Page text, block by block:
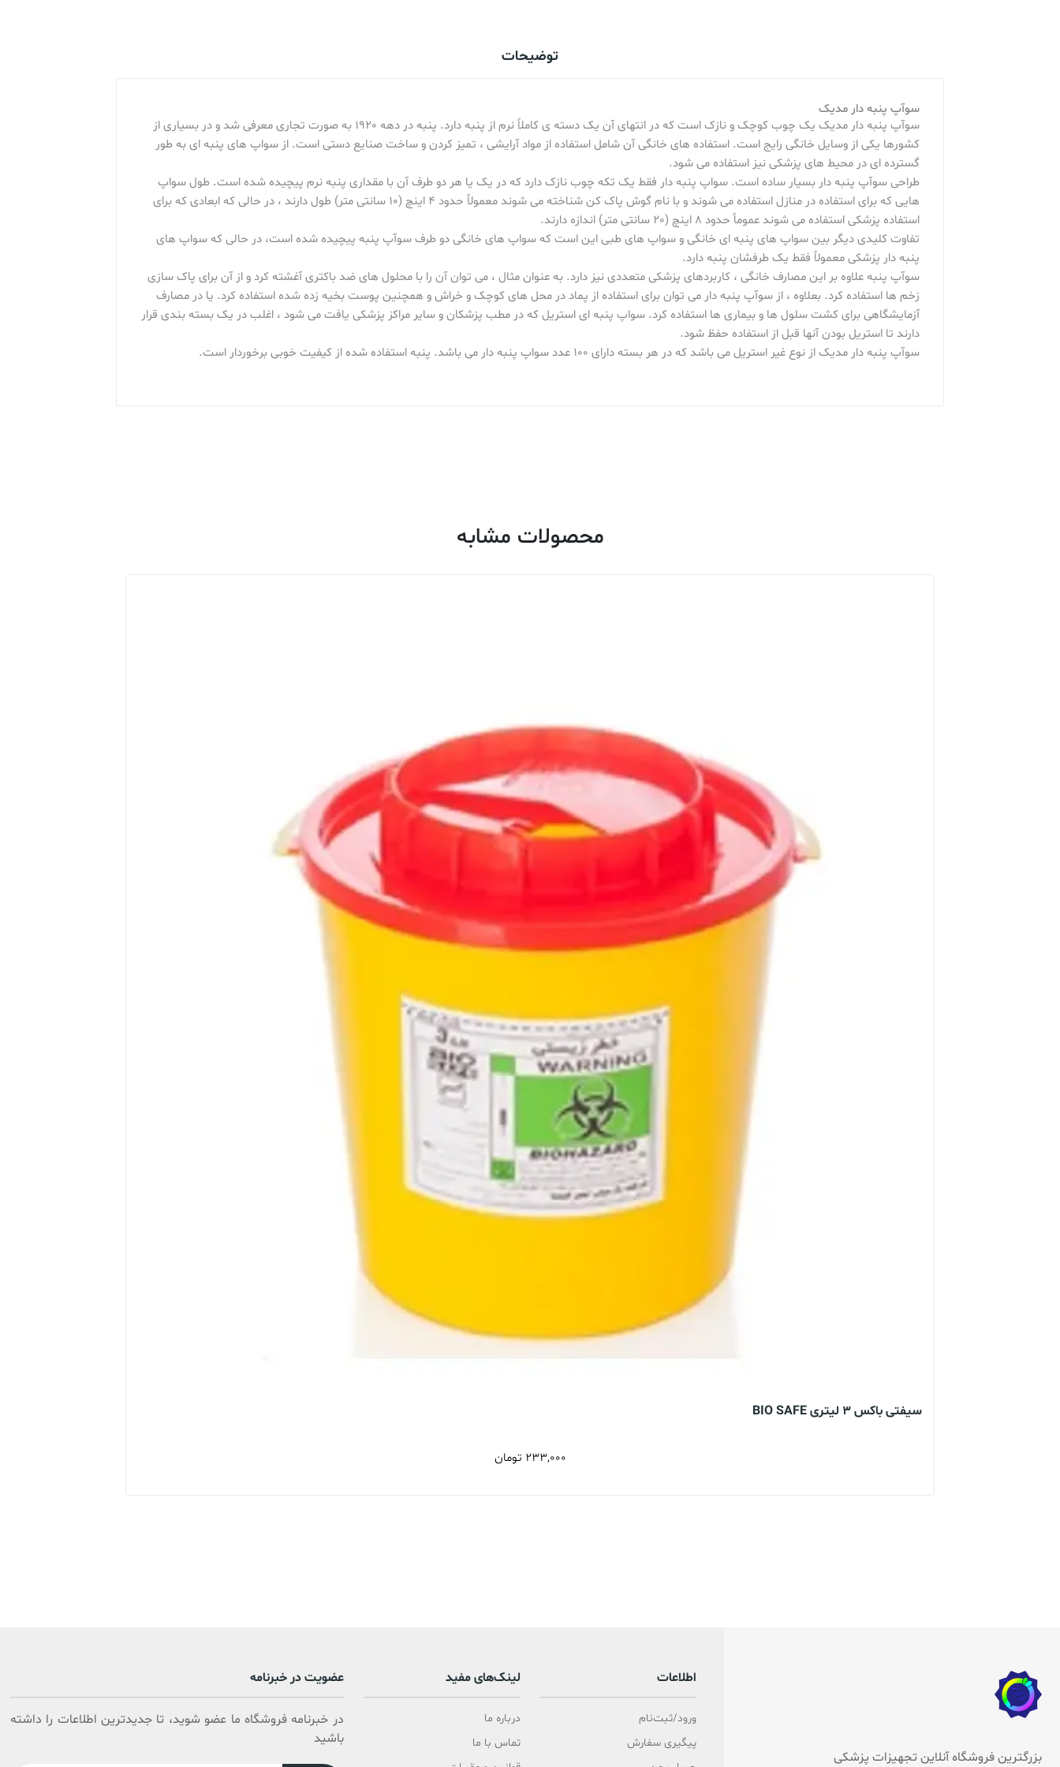
توضیحات
سوآپ پنبه دار مدیک
سوآپ پنبه دار مدیک یک چوب کوچک و نازک است که در انتهای آن یک دسته ی کاملاً نرم از پنبه دارد. پنبه در دهه 1920 به صورت تجاری معرفی شد و در بسیاری از
کشورها یکی از وسایل خانگی رایج است. استفاده های خانگی آن شامل استفاده از مواد آرایشی ، تمیز کردن و ساخت صنایع دستی است. از سواپ های پنبه ای به طور
گسترده ای در محیط های پزشکی نیز استفاده می شود.
طراحی سوآپ پنبه دار بسیار ساده است. سواپ پنبه دار فقط یک تکه چوب نازک دارد که در یک یا هر دو طرف آن با مقداری پنبه نرم پیچیده شده است. طول سواپ
هایی که برای استفاده در منازل استفاده می شوند و با نام گوش پاک کن شناخته می شوند معمولاً حدود 4 اینچ (10 سانتی متر) طول دارند ، در حالی که ابعادی که برای
استفاده پزشکی استفاده می شوند عموماً حدود 8 اینچ (20 سانتی متر) اندازه دارند.
تفاوت کلیدی دیگر بین سواپ های پنبه ای خانگی و سواپ های طبی این است که سواپ های خانگی دو طرف سوآپ پنبه پیچیده شده است، در حالی که سواپ های
پنبه دار پزشکی معمولاً فقط یک طرفشان پنبه دارد.
سوآپ پنبه علاوه بر این مصارف خانگی ، کاربردهای پزشکی متعددی نیز دارد. به عنوان مثال ، می توان آن را با محلول های ضد باکتری آغشته کرد و از آن برای پاک سازی
زخم ها استفاده کرد. بعلاوه ، از سوآپ پنبه دار می توان برای استفاده از پماد در محل های کوچک و خراش و همچنین پوست بخیه زده شده استفاده کرد. یا در مصارف
آزمایشگاهی برای کشت سلول ها و بیماری ها استفاده کرد. سواپ پنبه ای استریل که در مطب پزشکان و سایر مراکز پزشکی یافت می شود ، اغلب در یک بسته بندی قرار
دارند تا استریل بودن آنها قبل از استفاده حفظ شود.
سوآپ پنبه دار مدیک از نوع غیر استریل می باشد که در هر بسته دارای 100 عدد سواپ پنبه دار می باشد. پنبه استفاده شده از کیفیت خوبی برخوردار است.
محصولات مشابه
سیفتی باکس 3 لیتری BIO SAFE
233,000 تومان
بزرگترین فروشگاه آنلاین تجهیزات پزشکی
اطلاعات
ورود/ثبت‌نام
پیگیری سفارش
لینک‌های مفید
درباره ما
تماس با ما
عضویت در خبرنامه
در خبرنامه فروشگاه ما عضو شوید، تا جدیدترین اطلاعات را داشته
باشید